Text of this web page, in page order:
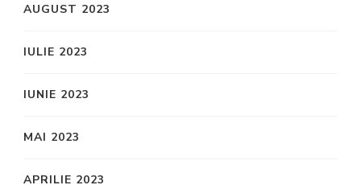
AUGUST 2023
IULIE 2023
IUNIE 2023
MAI 2023
APRILIE 2023